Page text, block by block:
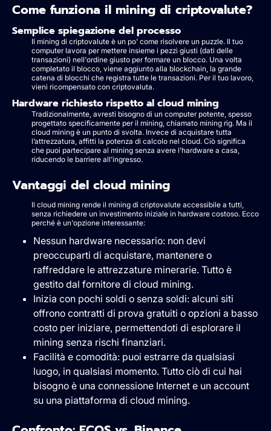
Come funziona il mining di criptovalute?
Semplice spiegazione del processo
Il mining di criptovalute è un po’ come risolvere un puzzle. Il tuo
computer lavora per mettere insieme i pezzi giusti (dati delle
transazioni) nell'ordine giusto per formare un blocco. Una volta
completato il blocco, viene aggiunto alla blockchain, la grande
catena di blocchi che registra tutte le transazioni. Per il tuo lavoro,
vieni ricompensato con criptovaluta.
Hardware richiesto rispetto al cloud mining
Tradizionalmente, avresti bisogno di un computer potente, spesso
progettato specificamente per il mining, chiamato mining rig. Ma il
cloud mining è un punto di svolta. Invece di acquistare tutta
l’attrezzatura, affitti la potenza di calcolo nel cloud. Ciò significa
che puoi partecipare al mining senza avere l’hardware a casa,
riducendo le barriere all’ingresso.
Vantaggi del cloud mining
Il cloud mining rende il mining di criptovalute accessibile a tutti,
senza richiedere un investimento iniziale in hardware costoso. Ecco
perché è un'opzione interessante:
Nessun hardware necessario: non devi
preoccuparti di acquistare, mantenere o
raffreddare le attrezzature minerarie. Tutto è
gestito dal fornitore di cloud mining.
Inizia con pochi soldi o senza soldi: alcuni siti
offrono contratti di prova gratuiti o opzioni a basso
costo per iniziare, permettendoti di esplorare il
mining senza rischi finanziari.
Facilità e comodità: puoi estrarre da qualsiasi
luogo, in qualsiasi momento. Tutto ciò di cui hai
bisogno è una connessione Internet e un account
su una piattaforma di cloud mining.